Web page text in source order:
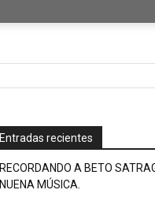
Entradas recientes
RECORDANDO A BETO
NUENA MÚSICA.